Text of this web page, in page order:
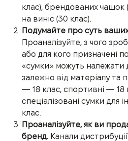
клас), брендованих чашок
на виніс (30 клас).
Подумайте про суть
Проаналізуйте, з чого
або для кого призначені
«сумки» можуть належати
залежно від матеріалу та
— 18 клас, спортивні — 18
спеціалізовані сумки для
клас.
Проаналізуйте, як ви
бренд. Канали